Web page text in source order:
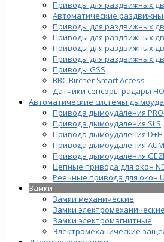
Приводы для раздвижных
Автоматические
Приводы для раздвижных
Приводы для раздвижных
Приводы для раздвижных
Приводы для раздвижных
Приводы GSS
BBC Bircher Smart Access
Датчики сенсоры радары
Автоматические системы
Привода дымоудаления
Привода дымоудаления SLS
Привода дымоудаления D+H
Привода дымоудаления
Привода дымоудаления
Цепные привода для окон
Реечные привода для окон
Замки
Замки механические
Замки электромеханические
Замки электромагнитные
Электромеханические